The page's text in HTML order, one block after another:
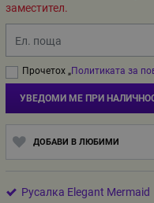
заместител.
Ел. поща
Прочетох „Политиката за
УВЕДОМИ МЕ ПРИ
ДОБАВИ В ЛЮБИМИ
Русалка Elegant Mermaid